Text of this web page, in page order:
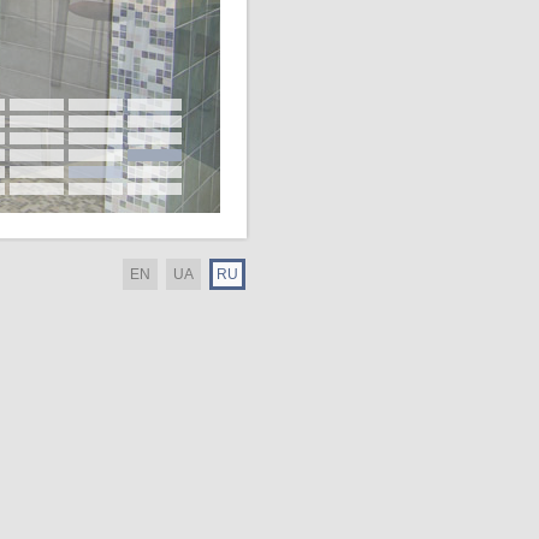
EN UA RU